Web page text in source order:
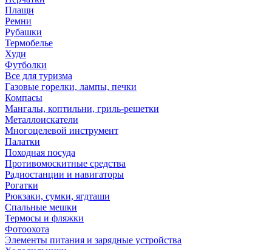
Плащи
Ремни
Рубашки
Термобелье
Худи
Футболки
Все для туризма
Газовые горелки, лампы, печки
Компасы
Мангалы, коптильни, гриль-решетки
Металлоискатели
Многоцелевой инструмент
Палатки
Походная посуда
Противомоскитные средства
Радиостанции и навигаторы
Рогатки
Рюкзаки, сумки, ягдташи
Спальные мешки
Термосы и фляжки
Фотоохота
Элементы питания и зарядные устройства